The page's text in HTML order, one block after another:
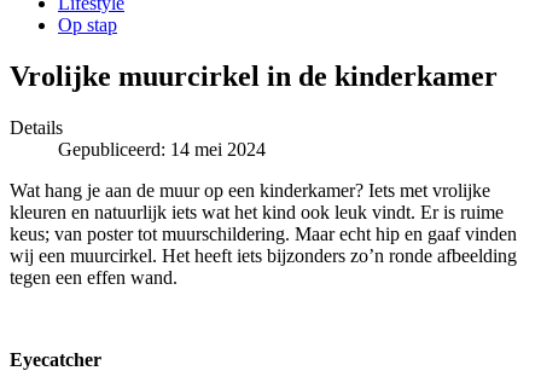
Op stap
Vrolijke muurcirkel in de kinderkamer
Details
Gepubliceerd: 14 mei 2024
Wat hang je aan de muur op een kinderkamer? Iets met vrolijke
kleuren en natuurlijk iets wat het kind ook leuk vindt. Er is ruime
keus; van poster tot muurschildering. Maar echt hip en gaaf vinden
wij een muurcirkel. Het heeft iets bijzonders zo’n ronde afbeelding
tegen een effen wand.
Eyecatcher